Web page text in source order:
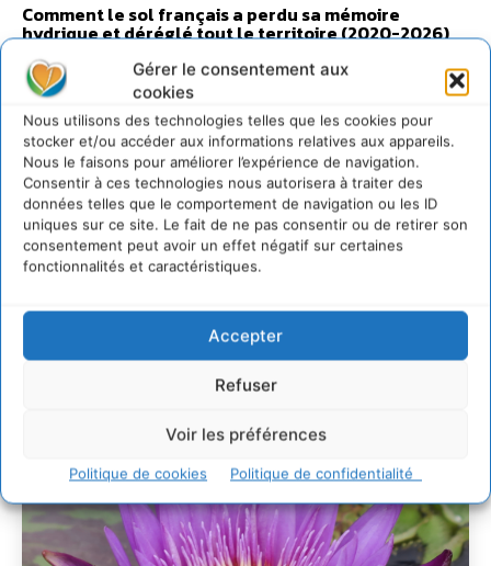
Gérer le consentement aux
cookies
Nous utilisons des technologies telles que les cookies pour
stocker et/ou accéder aux informations relatives aux appareils.
Nous le faisons pour améliorer l’expérience de navigation.
Consentir à ces technologies nous autorisera à traiter des
données telles que le comportement de navigation ou les ID
uniques sur ce site. Le fait de ne pas consentir ou de retirer son
consentement peut avoir un effet négatif sur certaines
fonctionnalités et caractéristiques.
Accepter
Refuser
Voir les préférences
Politique de cookies Politique de confidentialité
Comment le sol français a perdu sa mémoire
hydrique et déréglé tout le territoire (2020-2026)
2 août 2026
Développer notre attention aux espèces vivantes
non humaines avec les communs de Zoepolis
30 juillet 2026
Un kit citoyen pour lever les freins au
développement des forêts comestibles dans nos
villes
29 juillet 2026
L’éco-anxiété informe et l’éco-lucidité transforme
7 indicateurs pour des villes résilientes et durables,
adaptées au changement climatique
27 juillet 2026